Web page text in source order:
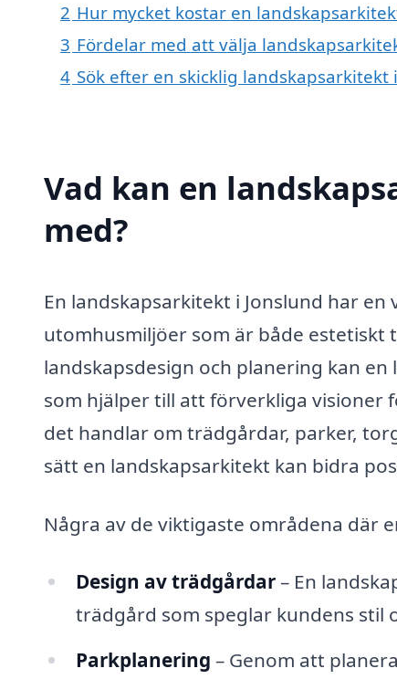
2 Hur mycket kostar en
3 Fördelar med att välja
4 Sök efter en skicklig
Vad kan en
med?
En landskapsarkitekt i Jonslund har
utomhusmiljöer som är både estetiskt
landskapsdesign och planering kan
som hjälper till att förverkliga visioner
det handlar om trädgårdar, parker,
sätt en landskapsarkitekt kan bidra
Några av de viktigaste områdena där
Design av trädgårdar– En
trädgård som speglar kundens stil
Parkplanering – Genom att